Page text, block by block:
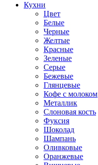
Кухни
Цвет
Белые
Черные
Желтые
Красные
Зеленые
Серые
Бежевые
Глянцевые
Кофе с молоком
Металлик
Слоновая кость
Фуксия
Шоколад
Шампань
Оливковые
Оранжевые